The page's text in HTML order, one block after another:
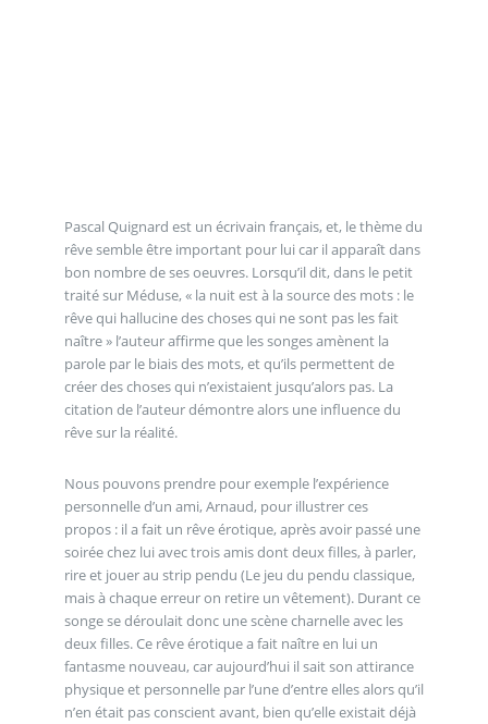
Pascal Quignard est un écrivain français, et, le thème du
rêve semble être important pour lui car il apparaît dans
bon nombre de ses oeuvres. Lorsqu’il dit, dans le petit
traité sur Méduse, « la nuit est à la source des mots : le
rêve qui hallucine des choses qui ne sont pas les fait
naître » l’auteur affirme que les songes amènent la
parole par le biais des mots, et qu’ils permettent de
créer des choses qui n’existaient jusqu’alors pas. La
citation de l’auteur démontre alors une influence du
rêve sur la réalité.
Nous pouvons prendre pour exemple l’expérience
personnelle d’un ami, Arnaud, pour illustrer ces
propos : il a fait un rêve érotique, après avoir passé une
soirée chez lui avec trois amis dont deux filles, à parler,
rire et jouer au strip pendu (Le jeu du pendu classique,
mais à chaque erreur on retire un vêtement). Durant ce
songe se déroulait donc une scène charnelle avec les
deux filles. Ce rêve érotique a fait naître en lui un
fantasme nouveau, car aujourd’hui il sait son attirance
physique et personnelle par l’une d’entre elles alors qu’il
n’en était pas conscient avant, bien qu’elle existait déjà